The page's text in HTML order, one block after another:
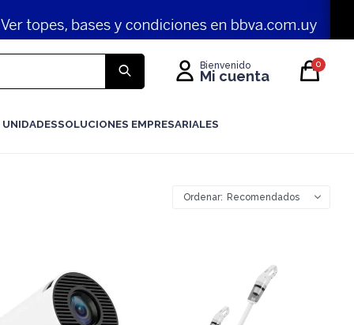
SOLUCIONES EMPRESARIALES
0
Recomendados